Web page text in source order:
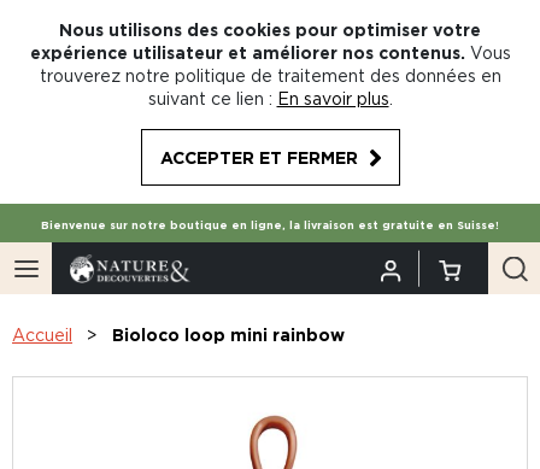
Nous utilisons des cookies pour optimiser votre
expérience utilisateur et améliorer nos contenus. Vous
trouverez notre politique de traitement des données en
suivant ce lien : En savoir plus
ACCEPTER ET FERMER
Bienvenue sur notre boutique en ligne, la livraison est gratuite en Suisse!
Accueil Bioloco loop mini rainbow